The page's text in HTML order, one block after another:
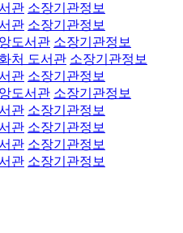
관 소장기관정보
관 소장기관정보
도서관 소장기관정보
처 도서관 소장기관정보
관 소장기관정보
도서관 소장기관정보
관 소장기관정보
관 소장기관정보
관 소장기관정보
관 소장기관정보